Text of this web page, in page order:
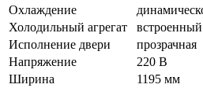
Охлаждение
Холодильный агрегат
встроенный
Исполнение двери
прозрачная
Напряжение
220 В
Ширина
1195 мм